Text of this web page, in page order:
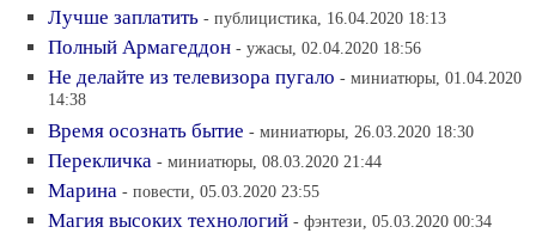
Лучше заплатить - публицистика, 16.04.2020 18:13
Полный Армагеддон - ужасы, 02.04.2020 18:56
Не делайте из телевизора пугало - миниатюры, 01.04.2020
14:38
Время осознать бытие - миниатюры, 26.03.2020 18:30
Перекличка - миниатюры, 08.03.2020 21:44
Марина - повести, 05.03.2020 23:55
Магия высоких технологий - фэнтези, 05.03.2020 00:34